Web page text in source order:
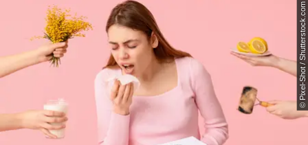
© Pixel-Shot / Shutterstock.com